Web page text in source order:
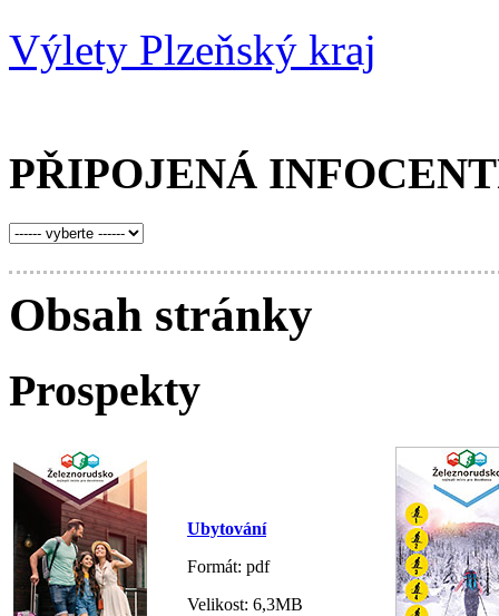
Výlety Plzeňský kraj
PŘIPOJENÁ
Obsah stránky
Prospekty
Ubytování
Formát: pdf
Velikost: 6,3MB